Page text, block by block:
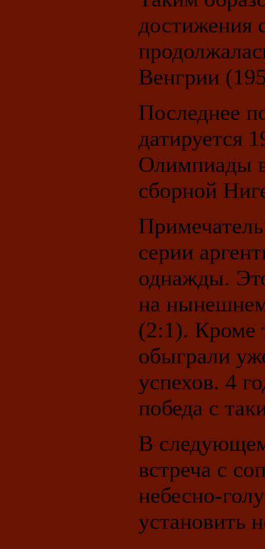
достижения
Венгрии
Последнее
датируется
Олимпиады
сборной
серии
однажды.
на
(2:1). Кроме
обыграли
успехов. 4
победа с
В
встреча с
небесно-
установить